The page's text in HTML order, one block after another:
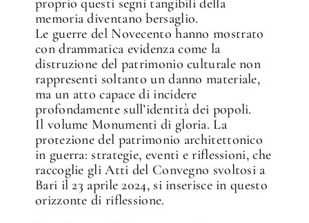
proprio questi segni tangibili della
memoria diventano bersaglio.
Le guerre del Novecento hanno mostrato
con drammatica evidenza come la
distruzione del patrimonio culturale non
rappresenti soltanto un danno materiale,
ma un atto capace di incidere
profondamente sull’identità dei popoli.
Il volume Monumenti di gloria. La
protezione del patrimonio architettonico
in guerra: strategie, eventi e riflessioni, che
raccoglie gli Atti del Convegno svoltosi a
Bari il 23 aprile 2024, si inserisce in questo
orizzonte di riflessione.